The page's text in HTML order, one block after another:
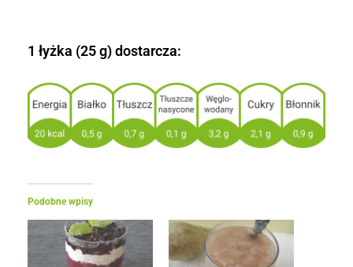
1 łyżka (25 g) dostarcza:
Podobne wpisy